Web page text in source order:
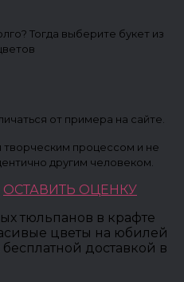
Тогда выберите букет из
от примера на сайте.
творческим процессом и не
другим человеком.
ОСТАВИТЬ ОЦЕНКУ
тюльпанов в крафте
цветы на юбилей
доставкой в